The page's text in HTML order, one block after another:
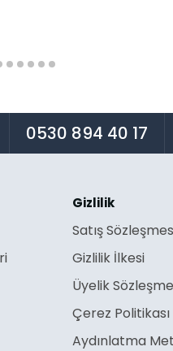
0530 894 40 17
Gizlilik
Satış
Gizlilik İlkesi
Üyelik
Çerez Politikası
Aydınlatma